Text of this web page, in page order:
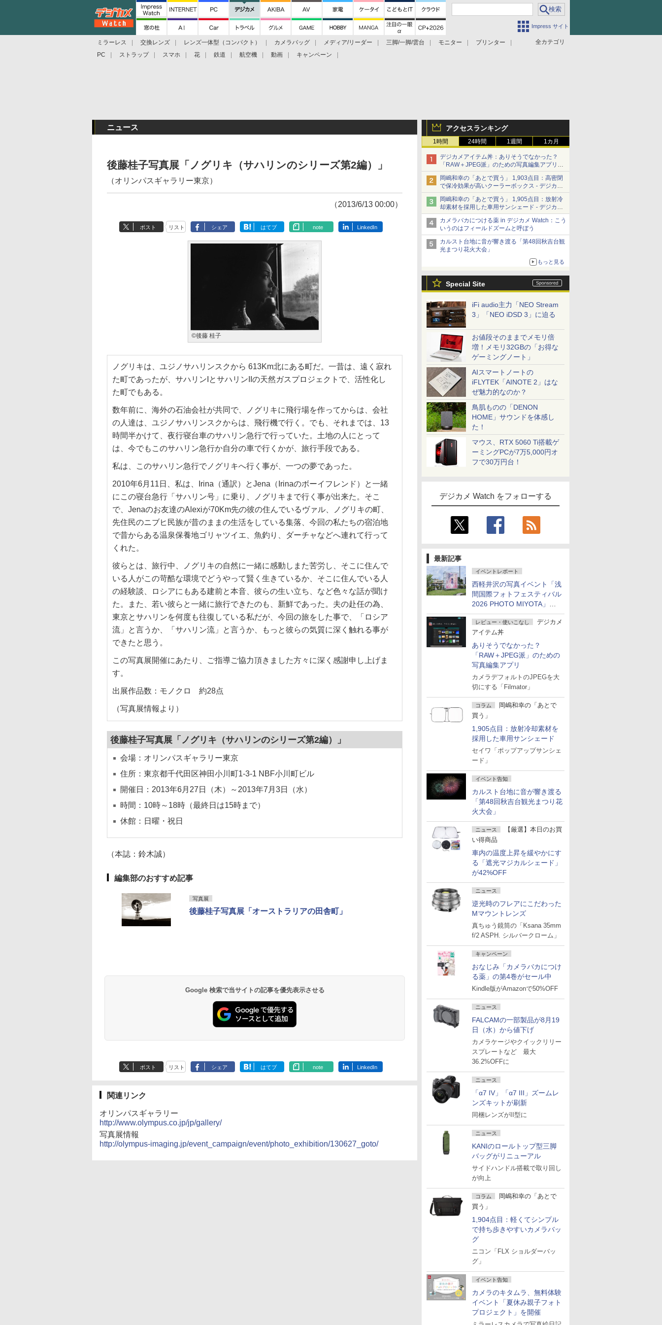
Impress サイト
全カテゴリ
ミラーレス 交換レンズ レンズ一体型（コンパクト） カメラバッグ メディア/リーダー 三脚/一脚/雲台 モニター
プリンター
PC
ストラップ スマホ 花 鉄道 航空機 動画 キャンペーン
アクセスランキング
1時間 24時間 1週間 1カ月
デジカメアイテム丼：ありそうでなかった？
「RAW＋JPEG派」のための写真編集アプリ
カメラデフォルトのJPEGを大切にする
「Filmator」
岡嶋和幸の「あとで買う」 1,903点目：高密閉
で保冷効果が高いクーラーボックス - デジカメ
Watch
岡嶋和幸の「あとで買う」 1,905点目：放射冷
却素材を採用した車用サンシェード - デジカメ
Watch
カメラバカにつける薬 in デジカメ Watch：こう
いうのはフィールドズームと呼ぼう
カルスト台地に音が響き渡る「第48回秋吉台観
光まつり花火大会」
もっと見る
Special Site
iFi audio主力「NEO Stream
3」「NEO iDSD 3」に迫る
お値段そのままでメモリ倍
増！メモリ32GBの「お得な
ゲーミングノート」
AIスマートノートの
iFLYTEK「AINOTE 2」はな
ぜ魅力的なのか？
鳥肌ものの「DENON
HOME」サウンドを体感し
た！
マウス、RTX 5060 Ti搭載ゲ
ーミングPCが7万5,000円オ
フで30万円台！
デジカメ Watch をフォローする
最新記事
イベントレポート
西軽井沢の写真イベント「浅
間国際フォトフェスティバル
2026 PHOTO MIYOTA」が
開幕
レビュー・使いこなし
デジカメ
アイテム丼
ありそうでなかった？
「RAW＋JPEG派」のための
写真編集アプリ
カメラデフォルトのJPEGを大
切にする「Filmator」
コラム
岡嶋和幸の「あとで
買う」
1,905点目：放射冷却素材を
採用した車用サンシェード
セイワ「ポップアップサンシェ
ード」
イベント告知
カルスト台地に音が響き渡る
「第48回秋吉台観光まつり花
火大会」
ニュース
【厳選】本日のお買
い得商品
車内の温度上昇を緩やかにす
る「遮光マジカルシェード」
が42%OFF
ニュース
逆光時のフレアにこだわった
Mマウントレンズ
真ちゅう鏡筒の「Ksana 35mm
f/2 ASPH. シルバークローム」
キャンペーン
おなじみ「カメラバカにつけ
る薬」の第4巻がセール中
Kindle版がAmazonで50%OFF
ニュース
FALCAMの一部製品が8月19
日（水）から値下げ
カメラケージやクイックリリー
スプレートなど 最大
36.2%OFFに
ニュース
「α7 IV」「α7 III」ズームレ
ンズキットが刷新
同梱レンズがII型に
ニュース
KANIのロールトップ型三脚
バッグがリニューアル
サイドハンドル搭載で取り回し
が向上
コラム
岡嶋和幸の「あとで
買う」
1,904点目：軽くてシンプル
で持ち歩きやすいカメラバッ
グ
ニコン「FLX ショルダーバッ
グ」
イベント告知
カメラのキタムラ、無料体験
イベント「夏休み親子フォト
プロジェクト」を開催
ニュース
後藤桂子写真展「ノグリキ（サハリンのシリーズ第2編）」
（オリンパスギャラリー東京）
（2013/6/13 00:00）
ポスト リスト シェア はてブ note LinkedIn
©後藤 桂子
ノグリキは、ユジノサハリンスクから 613Km北にある町だ。一昔は、遠く寂れ
た町であったが、サハリンIとサハリンIIの天然ガスプロジェクトで、活性化し
た町でもある。
数年前に、海外の石油会社が共同で、ノグリキに飛行場を作ってからは、会社
の人達は、ユジノサハリンスクからは、飛行機で行く。でも、それまでは、13
時間半かけて、夜行寝台車のサハリン急行で行っていた。土地の人にとって
は、今でもこのサハリン急行か自分の車で行くかが、旅行手段である。
私は、このサハリン急行でノグリキへ行く事が、一つの夢であった。
2010年6月11日、私は、Irina（通訳）とJena（Irinaのボーイフレンド）と一緒
にこの寝台急行「サハリン号」に乗り、ノグリキまで行く事が出来た。そこ
で、Jenaのお友達のAlexiが70Km先の彼の住んでいるヴァル、ノグリキの町、
先住民のニブヒ民族が昔のままの生活をしている集落、今回の私たちの宿泊地
で昔からある温泉保養地ゴリャツイエ、魚釣り、ダーチャなどへ連れて行って
くれた。
彼らとは、旅行中、ノグリキの自然に一緒に感動しまた苦労し、そこに住んで
いる人がこの苛酷な環境でどうやって賢く生きているか、そこに住んでいる人
の経験談、ロシアにもある建前と本音、彼らの生い立ち、など色々な話が聞け
た。また、若い彼らと一緒に旅行できたのも、新鮮であった。夫の赴任の為、
東京とサハリンを何度も往復している私だが、今回の旅をした事で、「ロシア
流」と言うか、「サハリン流」と言うか、もっと彼らの気質に深く触れる事が
できたと思う。
この写真展開催にあたり、ご指導ご協力頂きました方々に深く感謝申し上げま
す。
出展作品数：モノクロ 約28点
（写真展情報より）
後藤桂子写真展「ノグリキ（サハリンのシリーズ第2編）」
会場：オリンパスギャラリー東京
住所：東京都千代田区神田小川町1-3-1 NBF小川町ビル
開催日：2013年6月27日（木）～2013年7月3日（水）
時間：10時～18時（最終日は15時まで）
休館：日曜・祝日
（本誌：鈴木誠）
編集部のおすすめ記事
写真展
後藤桂子写真展「オーストラリアの田舎町」
Google 検索で当サイトの記事を優先表示させる
ポスト リスト シェア はてブ note LinkedIn
関連リンク
オリンパスギャラリー
http://www.olympus.co.jp/jp/gallery/
写真展情報
http://olympus-imaging.jp/event_campaign/event/photo_exhibition/130627_goto/